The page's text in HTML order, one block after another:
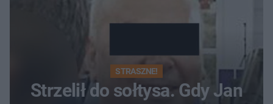
STRASZNE!
Strzelił do sołtysa. Gdy Jan